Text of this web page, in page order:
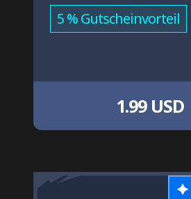
5 % Gutscheinvorteil
1.99 USD